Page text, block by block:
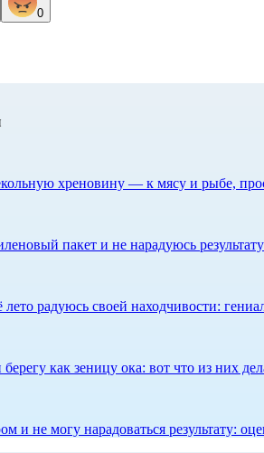
0
хреновину — к мясу и рыбе,
пакет и не нарадуюсь
радуюсь своей находчивости:
как зеницу ока: вот что из них
и не могу нарадоваться результату: